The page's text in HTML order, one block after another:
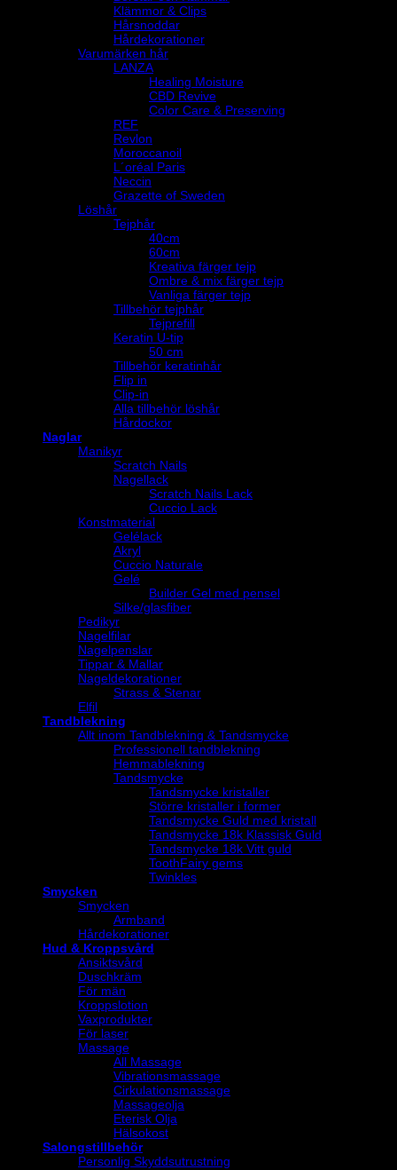
Klämmor & Clips
Hårsnoddar
Hårdekorationer
Varumärken hår
LANZA
Healing Moisture
CBD Revive
Color Care & Preserving
REF
Revlon
Moroccanoil
L´oréal Paris
Neccin
Grazette of Sweden
Löshår
Tejphår
40cm
60cm
Kreativa färger tejp
Ombre & mix färger tejp
Vanliga färger tejp
Tillbehör tejphår
Tejprefill
Keratin U-tip
50 cm
Tillbehör keratinhår
Flip in
Clip-in
Alla tillbehör löshår
Hårdockor
Naglar
Manikyr
Scratch Nails
Nagellack
Scratch Nails Lack
Cuccio Lack
Konstmaterial
Gelélack
Akryl
Cuccio Naturale
Gelé
Builder Gel med pensel
Silke/glasfiber
Pedikyr
Nagelfilar
Nagelpenslar
Tippar & Mallar
Nageldekorationer
Strass & Stenar
Elfil
Tandblekning
Allt inom Tandblekning & Tandsmycke
Professionell tandblekning
Hemmablekning
Tandsmycke
Tandsmycke kristaller
Större kristaller i former
Tandsmycke Guld med kristall
Tandsmycke 18k Klassisk Guld
Tandsmycke 18k Vitt guld
ToothFairy gems
Twinkles
Smycken
Smycken
Armband
Hårdekorationer
Hud & Kroppsvård
Ansiktsvård
Duschkräm
För män
Kroppslotion
Vaxprodukter
För laser
Massage
All Massage
Vibrationsmassage
Cirkulationsmassage
Massageolja
Eterisk Olja
Hälsokost
Salongstillbehör
Personlig Skyddsutrustning